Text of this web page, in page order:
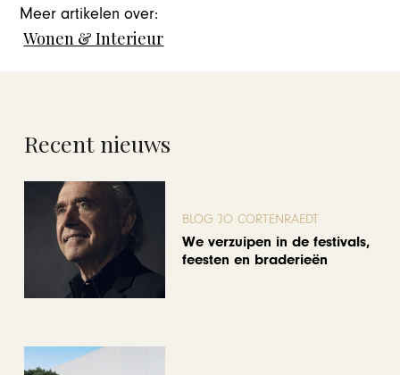
Meer artikelen over:
Wonen & Interieur
Recent nieuws
BLOG JO CORTENRAEDT
We verzuipen in de festivals,
feesten en braderieën